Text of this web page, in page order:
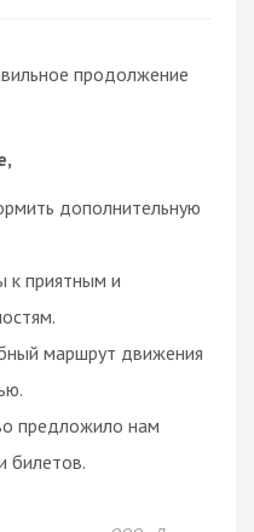
продолжение
дополнительную
к приятным и
маршрут движения
предложило нам
билетов.